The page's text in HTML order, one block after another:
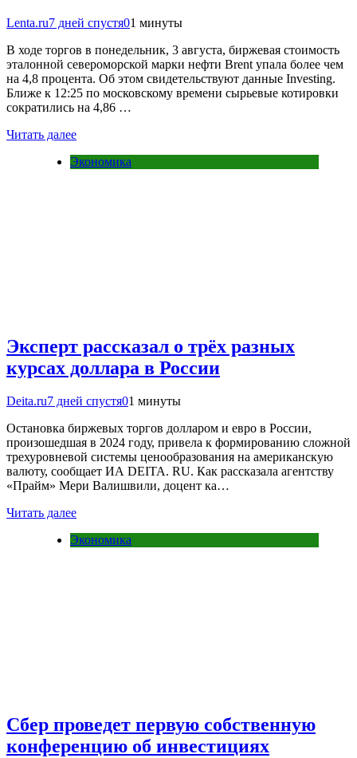
Lenta.ru7 дней спустя01 минуты
В ходе торгов в понедельник, 3 августа, биржевая стоимость
эталонной североморской марки нефти Brent упала более чем
на 4,8 процента. Об этом свидетельствуют данные Investing.
Ближе к 12:25 по московскому времени сырьевые котировки
сократились на 4,86 …
Читать далее
Экономика
Эксперт рассказал о трёх разных
курсах доллара в России
Deita.ru7 дней спустя01 минуты
Остановка биржевых торгов долларом и евро в России,
произошедшая в 2024 году, привела к формированию сложной
трехуровневой системы ценообразования на американскую
валюту, сообщает ИА DEITA. RU. Как рассказала агентству
«Прайм» Мери Валишвили, доцент ка…
Читать далее
Экономика
Сбер проведет первую собственную
конференцию об инвестициях